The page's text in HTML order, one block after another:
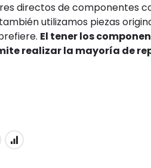
directos de componentes
utilizamos piezas
El tener los
realizar la mayoría de